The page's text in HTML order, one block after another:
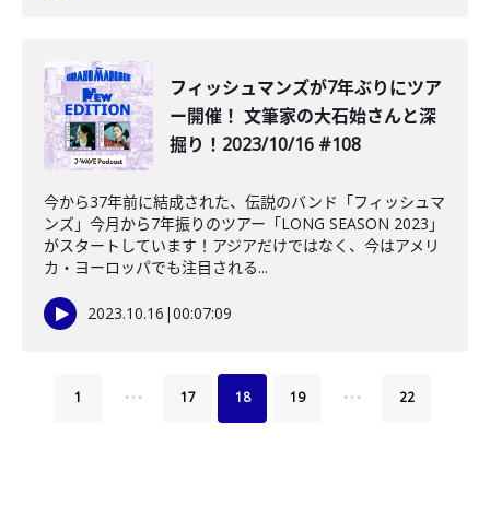
フィッシュマンズが7年ぶりにツア
ー開催！ 文筆家の大石始さんと深
掘り！2023/10/16 #108
今から37年前に結成された、伝説のバンド「フィッシュマ
ンズ」今月から7年振りのツアー「LONG SEASON 2023」
がスタートしています！アジアだけではなく、今はアメリ
カ・ヨーロッパでも注目される...
2023.10.16 |00:07:09
1 … 17 18 19 … 22